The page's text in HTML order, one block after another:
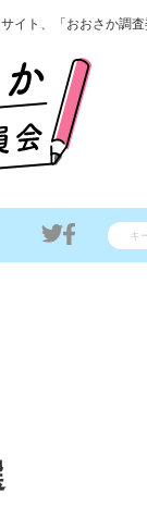
イト、「おおさか調